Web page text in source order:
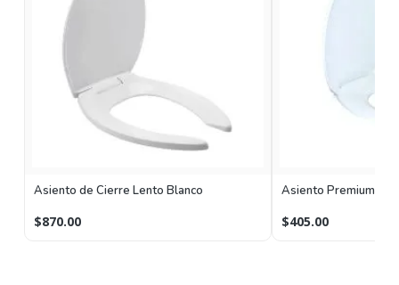
Asiento de Cierre Lento Blanco
$870.00
Asiento Premium 96
$405.00